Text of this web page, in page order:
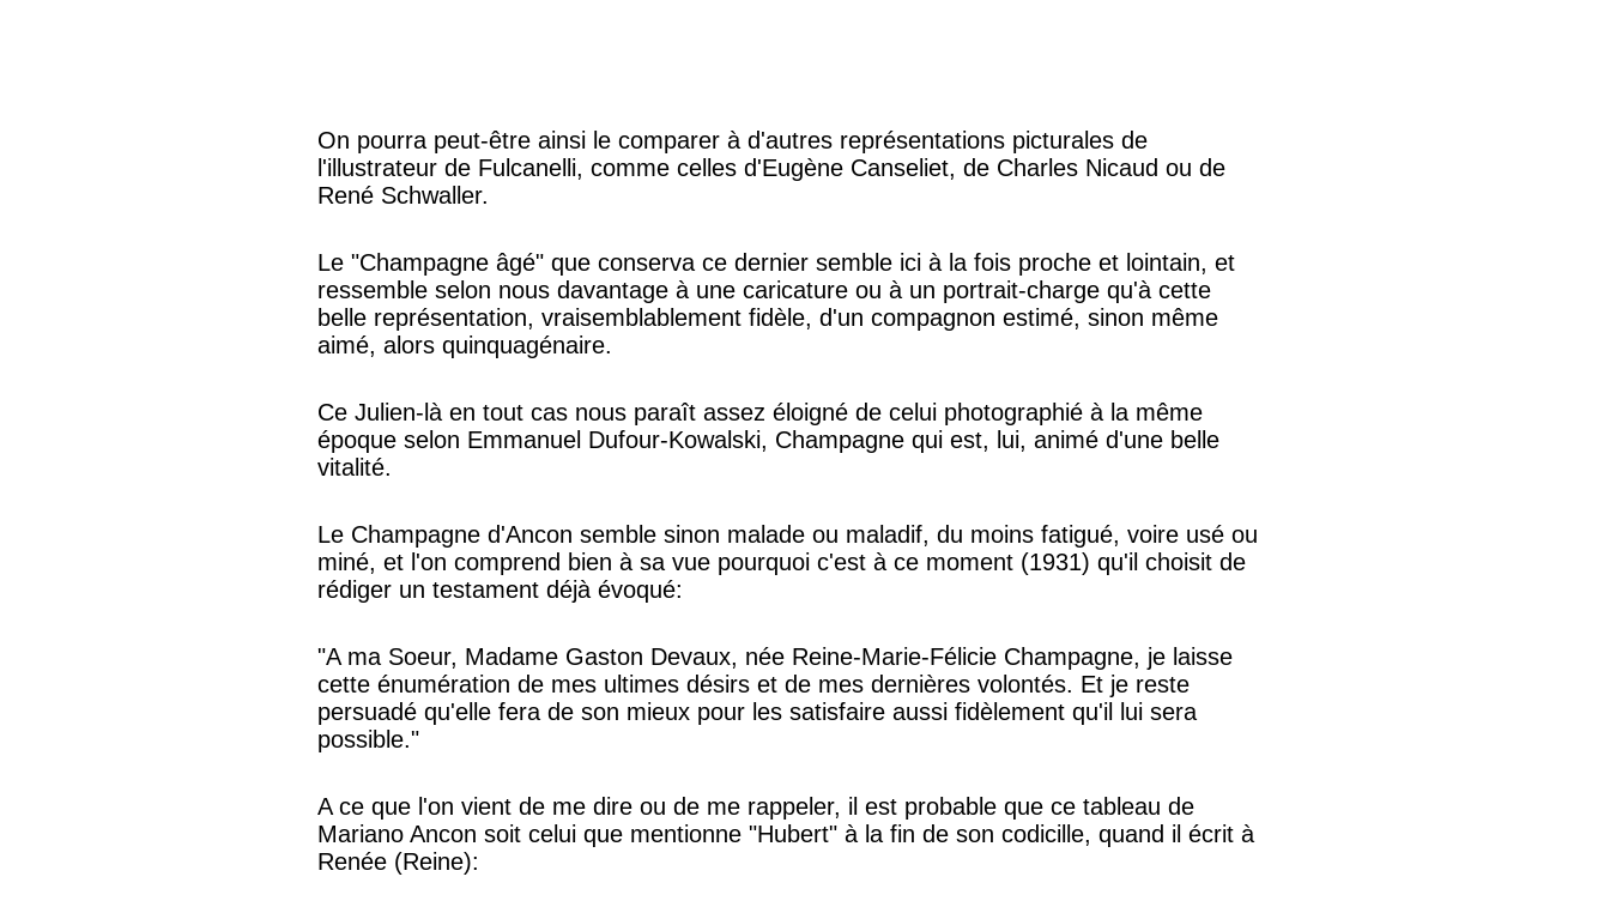
On pourra peut-être ainsi le comparer à d'autres représentations picturales de
l'illustrateur de Fulcanelli, comme celles d'Eugène Canseliet, de Charles Nicaud ou de
René Schwaller.
Le "Champagne âgé" que conserva ce dernier semble ici à la fois proche et lointain, et
ressemble selon nous davantage à une caricature ou à un portrait-charge qu'à cette
belle représentation, vraisemblablement fidèle, d'un compagnon estimé, sinon même
aimé, alors quinquagénaire.
Ce Julien-là en tout cas nous paraît assez éloigné de celui photographié à la même
époque selon Emmanuel Dufour-Kowalski, Champagne qui est, lui, animé d'une belle
vitalité.
Le Champagne d'Ancon semble sinon malade ou maladif, du moins fatigué, voire usé ou
miné, et l'on comprend bien à sa vue pourquoi c'est à ce moment (1931) qu'il choisit de
rédiger un testament déjà évoqué:
"A ma Soeur, Madame Gaston Devaux, née Reine-Marie-Félicie Champagne, je laisse
cette énumération de mes ultimes désirs et de mes dernières volontés. Et je reste
persuadé qu'elle fera de son mieux pour les satisfaire aussi fidèlement qu'il lui sera
possible."
A ce que l'on vient de me dire ou de me rappeler, il est probable que ce tableau de
Mariano Ancon soit celui que mentionne "Hubert" à la fin de son codicille, quand il écrit à
Renée (Reine):